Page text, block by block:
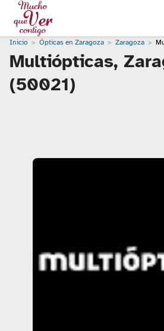
Inicio Ópticas en Zaragoza Zaragoza
Multiópticas,
(50021)